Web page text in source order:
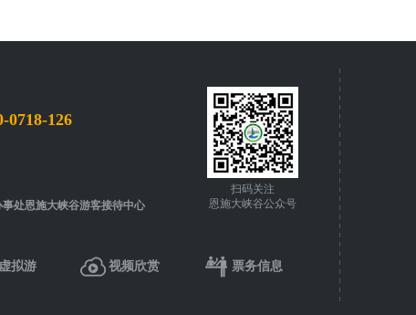
0718-126
处恩施大峡谷游客接待中心
扫码关注
恩施大峡谷公众号
拟游 视频欣赏 票务信息